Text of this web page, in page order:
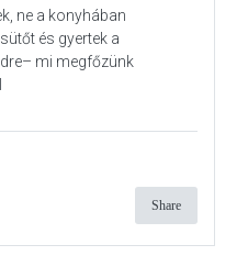
ne a konyhában
és gyertek a
mi megfőzünk
Share